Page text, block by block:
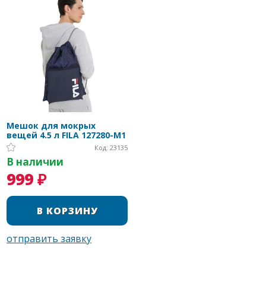
Мешок для мокрых
вещей 4.5 л FILA 127280-M1
Код: 23135
В наличии
999 ₽